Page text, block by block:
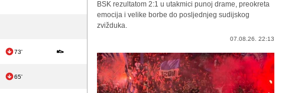
73'
65'
BSK rezultatom 2:1 u utakmici punoj drame, preokreta
emocija i velike borbe do posljednjeg sudijskog
zvižduka.
07.08.26. 22:13